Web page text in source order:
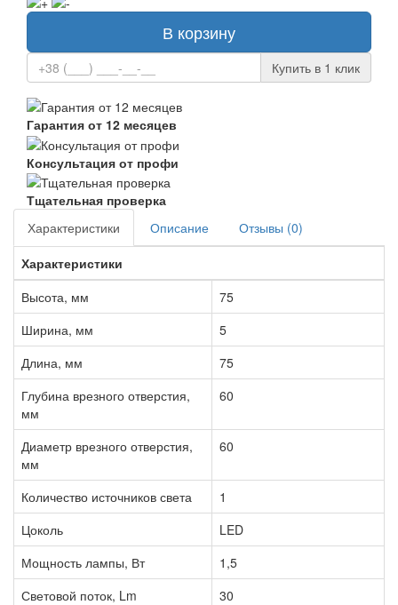
В корзину
Купить в 1 клик
Гарантия от 12 месяцев
Консультация от профи
Тщательная проверка
Характеристики
Описание
Отзывы (0)
Характеристики
Высота, мм
75
Ширина, мм
5
Длина, мм
75
Глубина врезного отверстия,
мм
60
Диаметр врезного отверстия,
мм
60
Количество источников света
1
Цоколь
LED
Мощность лампы, Вт
1,5
Световой поток, Lm
30